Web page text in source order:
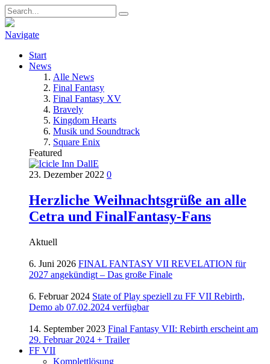
Navigate
Start
News
Alle News
Final Fantasy
Final Fantasy XV
Bravely
Kingdom Hearts
Musik und Soundtrack
Square Enix
Featured
23. Dezember 2022 0
Herzliche Weihnachtsgrüße an alle
Cetra und FinalFantasy-Fans
Aktuell
6. Juni 2026 FINAL FANTASY VII REVELATION für
2027 angekündigt – Das große Finale
6. Februar 2024 State of Play speziell zu FF VII Rebirth,
Demo ab 07.02.2024 verfügbar
14. September 2023 Final Fantasy VII: Rebirth erscheint am
29. Februar 2024 + Trailer
FF VII
Komplettlösung